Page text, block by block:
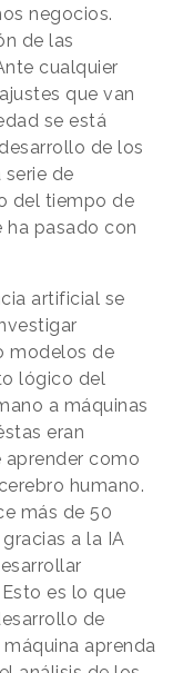
negocios.
de las
cualquier
que van
se está
de los
de
del tiempo de
ha pasado con
artificial se
modelos de
lógico del
a máquinas
eran
aprender como
humano.
más de 50
a la IA
es lo que
de
aprenda